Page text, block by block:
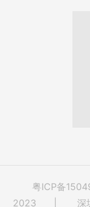
粤ICP备
2023 | 深圳